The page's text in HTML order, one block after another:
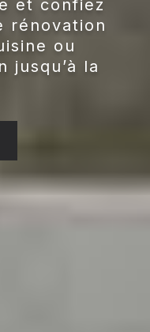
et confiez
rénovation
ou
jusqu’à la